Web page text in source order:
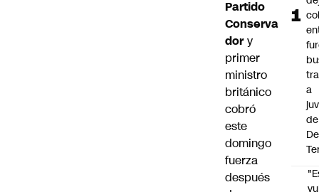
Partido
Conserva
dory
primer
ministro
británico
cobró
este
domingo
fuerza
después
a
de